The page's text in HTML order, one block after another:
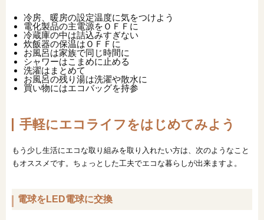
冷房、暖房の設定温度に気をつけよう
電化製品の主電源をＯＦＦに
冷蔵庫の中は詰込みすぎない
炊飯器の保温はＯＦＦに
お風呂は家族で同じ時間に
シャワーはこまめに止める
洗濯はまとめて
お風呂の残り湯は洗濯や散水に
買い物にはエコバッグを持参
手軽にエコライフをはじめてみよう
もう少し生活にエコな取り組みを取り入れたい方は、次のようなこと
もオススメです。ちょっとした工夫でエコな暮らしが出来ますよ。
電球をLED電球に交換